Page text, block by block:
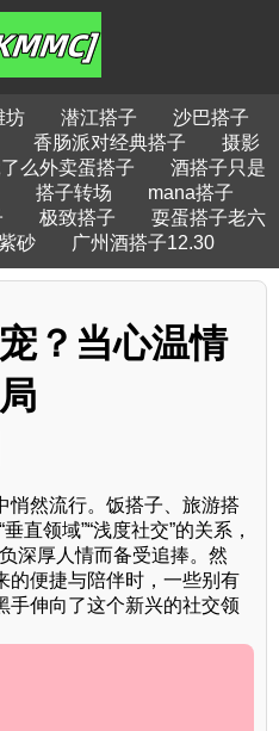
坊 潜江搭子
沙巴搭子
香肠派对经典搭子
摄影
么外卖蛋搭子
酒搭子只是
搭子转场
mana搭子
极致搭子
耍蛋搭子老六
砂 广州酒搭子12.30
？当心温情
悄然流行。饭搭子、旅游搭
领域”“浅度社交”的关系，
深厚人情而备受追捧。然
的便捷与陪伴时，一些别有
手伸向了这个新兴的社交领